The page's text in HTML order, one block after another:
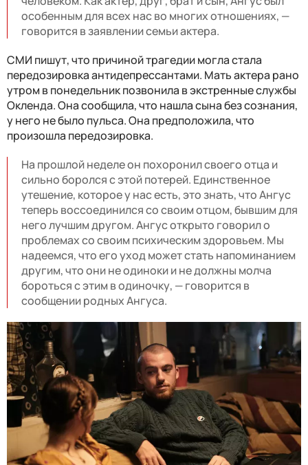
особенным для всех нас во многих отношениях, —
говорится в заявлении семьи актера.
СМИ пишут, что причиной трагедии могла стала
передозировка антидепрессантами. Мать актера рано
утром в понедельник позвонила в экстренные службы
Окленда. Она сообщила, что нашла сына без сознания,
у него не было пульса. Она предположила, что
произошла передозировка.
На прошлой неделе он похоронил своего отца и
сильно боролся с этой потерей. Единственное
утешение, которое у нас есть, это знать, что Ангус
теперь воссоединился со своим отцом, бывшим для
него лучшим другом. Ангус открыто говорил о
проблемах со своим психическим здоровьем. Мы
надеемся, что его уход может стать напоминанием
другим, что они не одиноки и не должны молча
бороться с этим в одиночку, — говорится в
сообщении родных Ангуса.